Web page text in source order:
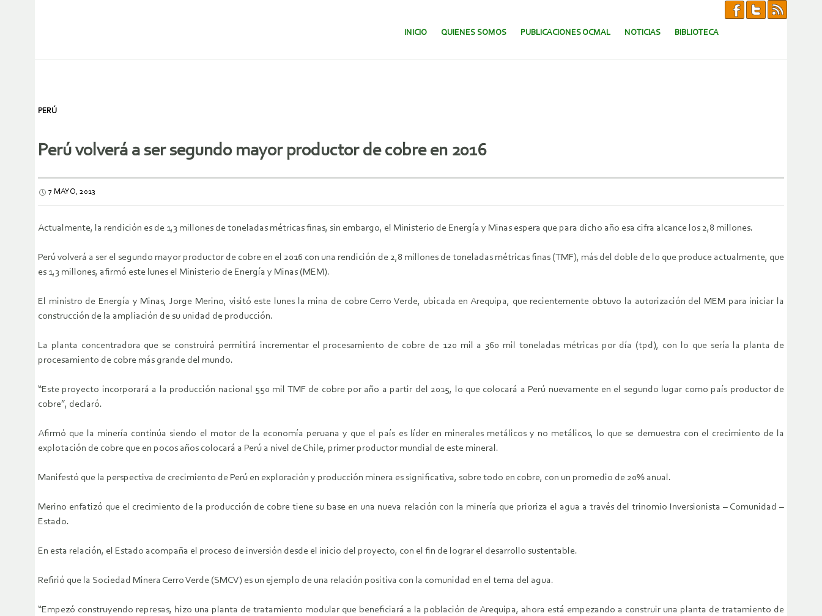
SALTAR AL CONTENIDO.
INICIO QUIENES SOMOS PUBLICACIONES OCMAL NOTICIAS BIBLIOTECA
PERÚ
Perú volverá a ser segundo mayor productor de cobre en 2016
7 MAYO, 2013
Actualmente, la rendición es de 1,3 millones de toneladas métricas finas, sin embargo, el Ministerio de Energía y Minas espera que para dicho año esa cifra alcance los 2,8 millones.
Perú volverá a ser el segundo mayor productor de cobre en el 2016 con una rendición de 2,8 millones de toneladas métricas finas (TMF), más del doble de lo que produce actualmente, que
es 1,3 millones, afirmó este lunes el Ministerio de Energía y Minas (MEM).
El ministro de Energía y Minas, Jorge Merino, visitó este lunes la mina de cobre Cerro Verde, ubicada en Arequipa, que recientemente obtuvo la autorización del MEM para iniciar la
construcción de la ampliación de su unidad de producción.
La planta concentradora que se construirá permitirá incrementar el procesamiento de cobre de 120 mil a 360 mil toneladas métricas por día (tpd), con lo que sería la planta de
procesamiento de cobre más grande del mundo.
“Este proyecto incorporará a la producción nacional 550 mil TMF de cobre por año a partir del 2015, lo que colocará a Perú nuevamente en el segundo lugar como país productor de
cobre”, declaró.
Afirmó que la minería continúa siendo el motor de la economía peruana y que el país es líder en minerales metálicos y no metálicos, lo que se demuestra con el crecimiento de la
explotación de cobre que en pocos años colocará a Perú a nivel de Chile, primer productor mundial de este mineral.
Manifestó que la perspectiva de crecimiento de Perú en exploración y producción minera es significativa, sobre todo en cobre, con un promedio de 20% anual.
Merino enfatizó que el crecimiento de la producción de cobre tiene su base en una nueva relación con la minería que prioriza el agua a través del trinomio Inversionista – Comunidad –
Estado.
En esta relación, el Estado acompaña el proceso de inversión desde el inicio del proyecto, con el fin de lograr el desarrollo sustentable.
Refirió que la Sociedad Minera Cerro Verde (SMCV) es un ejemplo de una relación positiva con la comunidad en el tema del agua.
“Empezó construyendo represas, hizo una planta de tratamiento modular que beneficiará a la población de Arequipa, ahora está empezando a construir una planta de tratamiento de